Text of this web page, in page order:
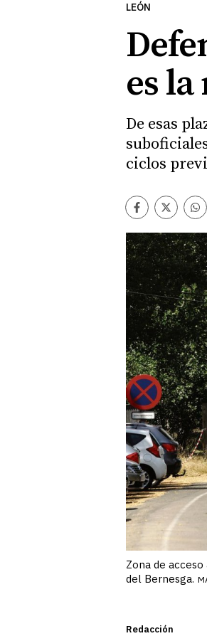
LEÓN
es
De esas
ciclos
Facebook
Twitter
Comentarios
Zona de
del Bernesga.
Redacción